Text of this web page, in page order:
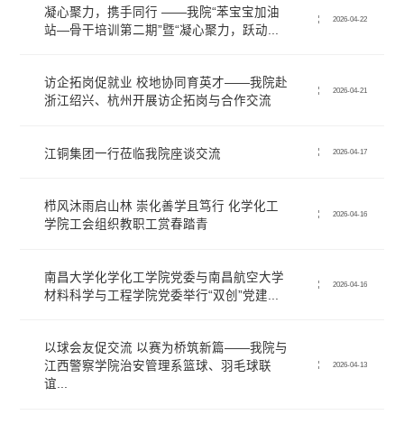
凝心聚力，携手同行 ——我院“苯宝宝加油
站—骨干培训第二期”暨“凝心聚力，跃动...
2026-04-22
访企拓岗促就业 校地协同育英才——我院赴
浙江绍兴、杭州开展访企拓岗与合作交流
2026-04-21
江铜集团一行莅临我院座谈交流 2026-04-17
栉风沐雨启山林 崇化善学且笃行 化学化工
学院工会组织教职工赏春踏青
2026-04-16
南昌大学化学化工学院党委与南昌航空大学
材料科学与工程学院党委举行“双创”党建...
2026-04-16
以球会友促交流 以赛为桥筑新篇——我院与
江西警察学院治安管理系篮球、羽毛球联
谊...
2026-04-13